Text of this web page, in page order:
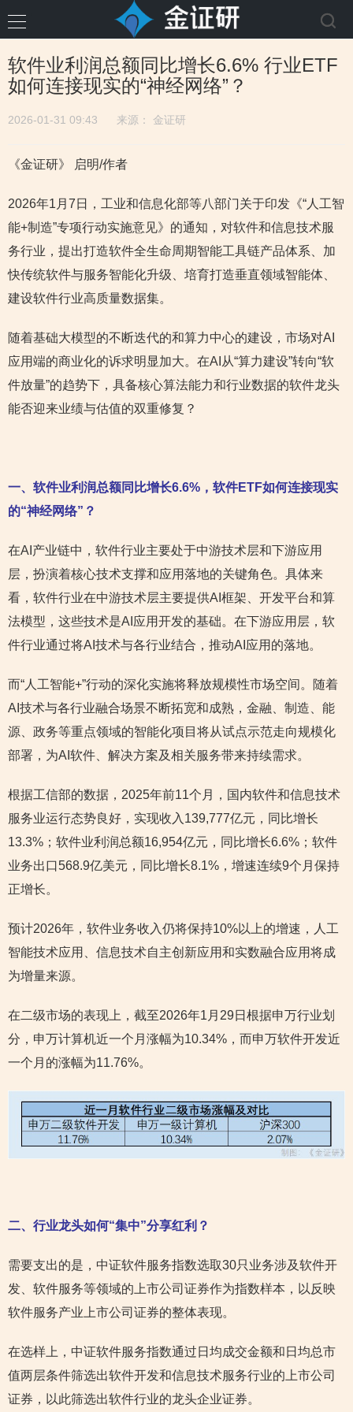
软件业利润总额同比增长6.6% 行业ETF
如何连接现实的“神经网络”？
2026-01-31 09:43 来源： 金证研
《金证研》 启明/作者
2026年1月7日，工业和信息化部等八部门关于印发《“人工智
能+制造”专项行动实施意见》的通知，对软件和信息技术服
务行业，提出打造软件全生命周期智能工具链产品体系、加
快传统软件与服务智能化升级、培育打造垂直领域智能体、
建设软件行业高质量数据集。
随着基础大模型的不断迭代的和算力中心的建设，市场对AI
应用端的商业化的诉求明显加大。在AI从“算力建设”转向“软
件放量”的趋势下，具备核心算法能力和行业数据的软件龙头
能否迎来业绩与估值的双重修复？
一、软件业利润总额同比增长6.6%，软件ETF如何连接现实
的“神经网络”？
在AI产业链中，软件行业主要处于中游技术层和下游应用
层，扮演着核心技术支撑和应用落地的关键角色。具体来
看，软件行业在中游技术层主要提供AI框架、开发平台和算
法模型，这些技术是AI应用开发的基础。在下游应用层，软
件行业通过将AI技术与各行业结合，推动AI应用的落地。
而“人工智能+”行动的深化实施将释放规模性市场空间。随着
AI技术与各行业融合场景不断拓宽和成熟，金融、制造、能
源、政务等重点领域的智能化项目将从试点示范走向规模化
部署，为AI软件、解决方案及相关服务带来持续需求。
根据工信部的数据，2025年前11个月，国内软件和信息技术
服务业运行态势良好，实现收入139,777亿元，同比增长
13.3%；软件业利润总额16,954亿元，同比增长6.6%；软件
业务出口568.9亿美元，同比增长8.1%，增速连续9个月保持
正增长。
预计2026年，软件业务收入仍将保持10%以上的增速，人工
智能技术应用、信息技术自主创新应用和实数融合应用将成
为增量来源。
在二级市场的表现上，截至2026年1月29日根据申万行业划
分，申万计算机近一个月涨幅为10.34%，而申万软件开发近
一个月的涨幅为11.76%。
二、行业龙头如何“集中”分享红利？
需要支出的是，中证软件服务指数选取30只业务涉及软件开
发、软件服务等领域的上市公司证券作为指数样本，以反映
软件服务产业上市公司证券的整体表现。
在选样上，中证软件服务指数通过日均成交金额和日均总市
值两层条件筛选出软件开发和信息技术服务行业的上市公司
证券，以此筛选出软件行业的龙头企业证券。